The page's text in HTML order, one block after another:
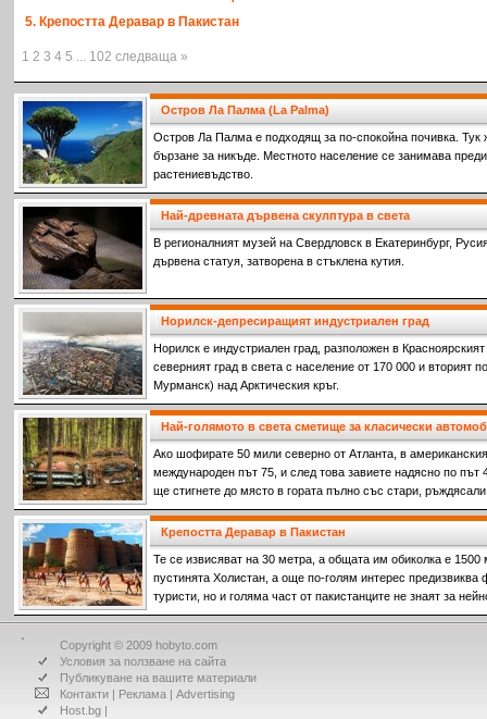
5. Крепостта Деравар в Пакистан
1 2 3 4 5 ... 102 следваща »
Остров Ла Палма (La Palma)
Остров Ла Палма е подходящ за по-спокойна почивка. Тук
бързане за никъде. Местното население се занимава
растениевъдство.
Най-древната дървена скулптура в света
В pегионалният музей на Свердловск в Екатеринбург,
дървена статуя, затворена в стъклена кутия.
Норилск-депресиращият индустриален град
Норилск е индустриален град, разположен в
северният град в света с население от 170 000 и вторият
Мурманск) над Арктическия кръг.
Най-голямото в света сметище за класически
Ако шофирате 50 мили северно от Атланта, в
международен път 75, и след това завиете надясно по път
ще стигнете до място в гората пълно със стари,
Крепостта Деравар в Пакистан
Те се извисяват на 30 метра, а общата им обиколка е 1500
пустинята Холистан, а още по-голям интерес предизвиква
туристи, но и голяма част от пакистанците не знаят за
Copyright © 2009 hobyto.com
Условия за ползване на сайта
Публикуване на вашите материали
Контакти | Реклама | Advertising
Host.bg |